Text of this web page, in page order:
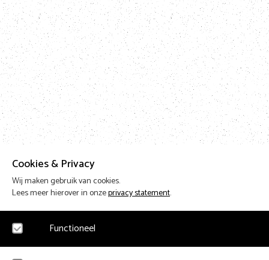
Cookies & Privacy
Wij maken gebruik van cookies.
Lees meer hierover in onzeprivacy statement.
Functioneel